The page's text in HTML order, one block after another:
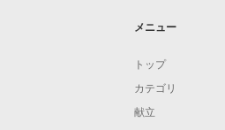
メニュー
トップ
カテゴリ
献立